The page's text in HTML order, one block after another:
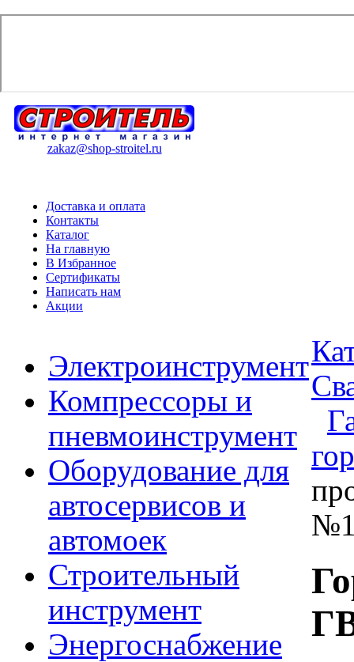
zakaz@shop-stroitel.ru
Доставка и оплата
Контакты
Каталог
На главную
В Избранное
Сертификаты
Написать нам
Акции
Электроинструмент
Компрессоры и
пневмоинструмент
Оборудование для
автосервисов и
автомоек
Строительный
инструмент
Энергоснабжение